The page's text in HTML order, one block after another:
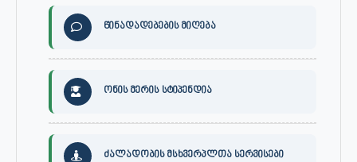
წინადადებების მიღება
ონის მერის სტიპენდია
ძალადობის მსხვერპლთა სერვისები